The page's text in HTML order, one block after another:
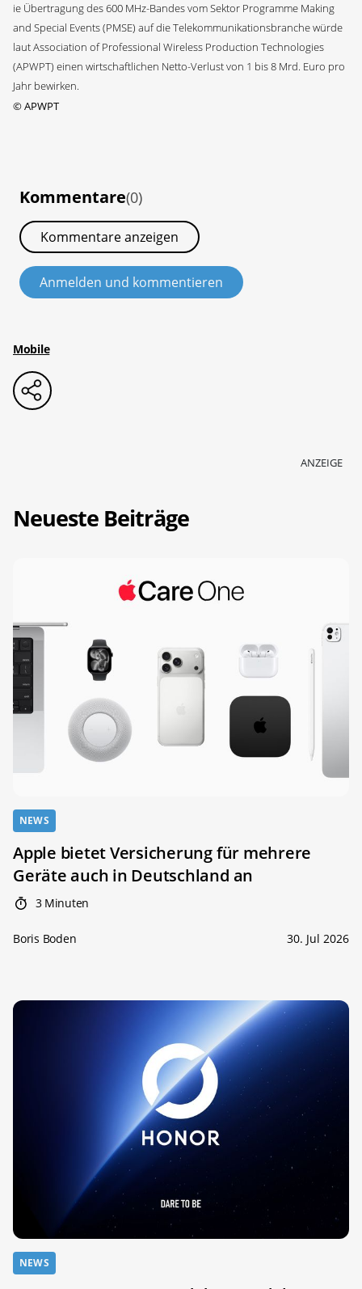
ie Übertragung des 600 MHz-Bandes vom Sektor Programme Making
and Special Events (PMSE) auf die Telekommunikationsbranche würde
laut Association of Professional Wireless Production Technologies
(APWPT) einen wirtschaftlichen Netto-Verlust von 1 bis 8 Mrd. Euro pro
Jahr bewirken.
©APWPT
Kommentare(0)
Kommentare anzeigen
Anmelden und kommentieren
Mobile
ANZEIGE
Neueste Beiträge
NEWS
Apple bietet Versicherung für mehrere
Geräte auch in Deutschland an
3 Minuten
Boris Boden 30. Jul 2026
NEWS